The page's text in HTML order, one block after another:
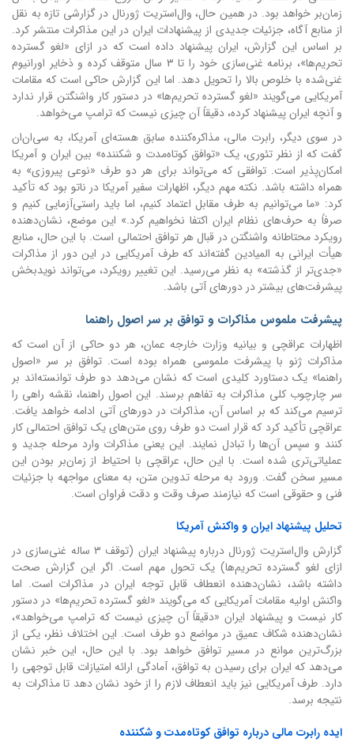
زمان‌بر خواهد بود. در همین حال، وال‌استریت ژورنال در گزارشی تازه به نقل
از منابع آگاه، جزئیات جدیدی از پیشنهادات ایران در این مذاکرات منتشر کرد.
بر اساس این گزارش، ایران پیشنهاد داده است که در ازای «لغو گسترده
تحریم‌ها»، برنامه غنی‌سازی خود را تا ۳ سال متوقف کرده و ذخایر اورانیوم
غنی‌شده با خلوص بالا را تحویل دهد. اما این گزارش حاکی است که مقامات
آمریکایی می‌گویند «لغو گسترده تحریم‌ها» در دستور کار واشنگتن قرار ندارد
و آنچه ایران پیشنهاد کرده، دقیقاً آن چیزی نیست که ترامپ می‌خواهد.
در سوی دیگر، رابرت مالی، مذاکره‌کننده سابق هسته‌ای آمریکا، به سی‌ان‌ان
گفت که از نظر تئوری، یک «توافق کوتاه‌مدت و شکننده» بین ایران و آمریکا
امکان‌پذیر است. توافقی که می‌تواند برای هر دو طرف «نوعی پیروزی» به
همراه داشته باشد. نکته مهم دیگر، اظهارات سفیر آمریکا در ناتو بود که تأکید
کرد: «ما می‌توانیم به طرف مقابل اعتماد کنیم، اما باید راستی‌آزمایی کنیم و
صرفاً به حرف‌های نظام ایران اکتفا نخواهیم کرد.» این موضع، نشان‌دهنده
رویکرد محتاطانه واشنگتن در قبال هر توافق احتمالی است. با این حال، منابع
هیأت ایرانی به المیادین گفته‌اند که طرف آمریکایی در این دور از مذاکرات
«جدی‌تر از گذشته» به نظر می‌رسید. این تغییر رویکرد، می‌تواند نویدبخش
پیشرفت‌های بیشتر در دورهای آتی باشد.
پیشرفت ملموس مذاکرات و توافق بر سر اصول راهنما
اظهارات عراقچی و بیانیه وزارت خارجه عمان، هر دو حاکی از آن است که
مذاکرات ژنو با پیشرفت ملموسی همراه بوده است. توافق بر سر «اصول
راهنما» یک دستاورد کلیدی است که نشان می‌دهد دو طرف توانسته‌اند بر
سر چارچوب کلی مذاکرات به تفاهم برسند. این اصول راهنما، نقشه راهی را
ترسیم می‌کند که بر اساس آن، مذاکرات در دورهای آتی ادامه خواهد یافت.
عراقچی تأکید کرد که قرار است دو طرف روی متن‌های یک توافق احتمالی کار
کنند و سپس آن‌ها را تبادل نمایند. این یعنی مذاکرات وارد مرحله جدید و
عملیاتی‌تری شده است. با این حال، عراقچی با احتیاط از زمان‌بر بودن این
مسیر سخن گفت. ورود به مرحله تدوین متن، به معنای مواجهه با جزئیات
فنی و حقوقی است که نیازمند صرف وقت و دقت فراوان است.
تحلیل پیشنهاد ایران و واکنش آمریکا
گزارش وال‌استریت ژورنال درباره پیشنهاد ایران (توقف ۳ ساله غنی‌سازی در
ازای لغو گسترده تحریم‌ها) یک تحول مهم است. اگر این گزارش صحت
داشته باشد، نشان‌دهنده انعطاف قابل توجه ایران در مذاکرات است. اما
واکنش اولیه مقامات آمریکایی که می‌گویند «لغو گسترده تحریم‌ها» در دستور
کار نیست و پیشنهاد ایران «دقیقاً آن چیزی نیست که ترامپ می‌خواهد»،
نشان‌دهنده شکاف عمیق در مواضع دو طرف است. این اختلاف نظر، یکی از
بزرگ‌ترین موانع در مسیر توافق خواهد بود. با این حال، این خبر نشان
می‌دهد که ایران برای رسیدن به توافق، آمادگی ارائه امتیازات قابل توجهی را
دارد. طرف آمریکایی نیز باید انعطاف لازم را از خود نشان دهد تا مذاکرات به
نتیجه برسد.
ایده رابرت مالی درباره توافق کوتاه‌مدت و شکننده